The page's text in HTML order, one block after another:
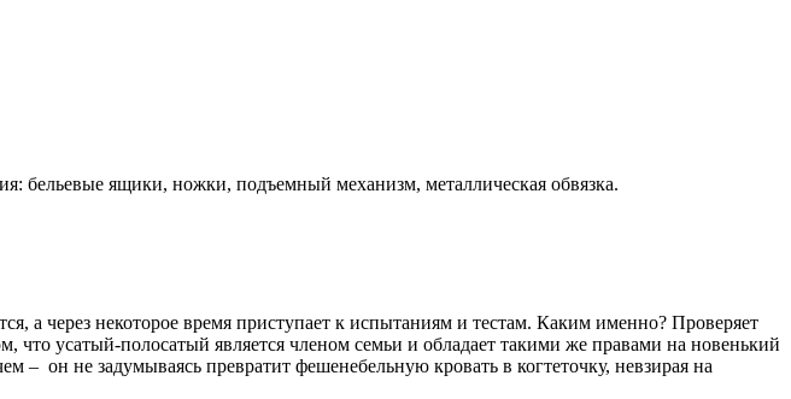
бельевые ящики, ножки, подъемный механизм, металлическая обвязка.
через некоторое время приступает к испытаниям и тестам. Каким именно? Проверяет
усатый-полосатый является членом семьи и обладает такими же правами на новенький
он не задумываясь превратит фешенебельную кровать в когтеточку, невзирая на